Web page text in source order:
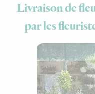
Livraison de
par les